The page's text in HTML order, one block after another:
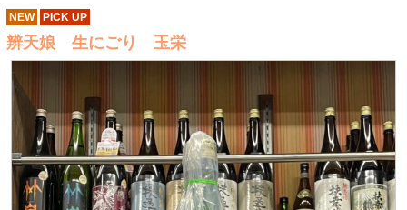
NEW PICK UP
辨天娘 生にごり 玉栄